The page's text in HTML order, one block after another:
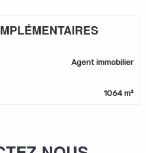
Agent immobilier
1064 m²